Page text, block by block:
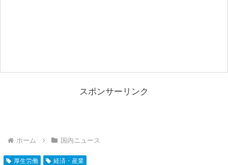
スポンサーリンク
ホーム 国内ニュース
厚生労働 経済・産業